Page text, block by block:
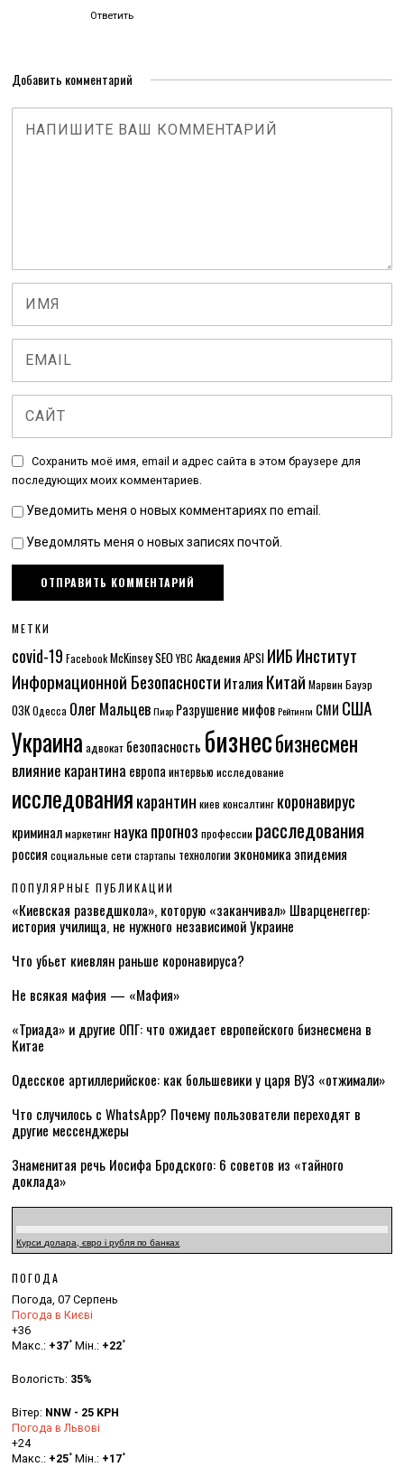
Ответить
Добавить комментарий
Сохранить моё имя, email и адрес сайта в этом браузере для
последующих моих комментариев.
Уведомить меня о новых комментариях по email.
Уведомлять меня о новых записях почтой.
МЕТКИ
covid-19 Facebook McKinseySEO YBC Академия APSI ИИБИнститут
Информационной Безопасности Италия Китай Марвин Бауэр
ОЗК Одесса Олег Мальцев Пиар Разрушение мифов Рейтинги СМИ США
Украина адвокат безопасность бизнесбизнесмен
влияние карантина европа интервьюисследование
исследованиякарантин киев консалтинг коронавирус
криминалмаркетинг наукапрогноз профессии расследования
россия социальные сети стартапы технологии экономика эпидемия
ПОПУЛЯРНЫЕ ПУБЛИКАЦИИ
«Киевская разведшкола», которую «заканчивал» Шварценеггер:
история училища, не нужного независимой Украине
Что убьет киевлян раньше коронавируса?
Не всякая мафия — «Мафия»
«Триада» и другие ОПГ: что ожидает европейского бизнесмена в
Китае
Одесское артиллерийское: как большевики у царя ВУЗ «отжимали»
Что случилось с WhatsApp? Почему пользователи переходят в
другие мессенджеры
Знаменитая речь Иосифа Бродского: 6 советов из «тайного
доклада»
Курси долара, євро і рубля по банках
ПОГОДА
Погода, 07 Серпень
Погода в Києві
+36
Макс.: +37° Мін.: +22°
Вологість: 35%
Вітер: NNW - 25 KPH
Погода в Львові
+24
Макс.: +25° Мін.: +17°